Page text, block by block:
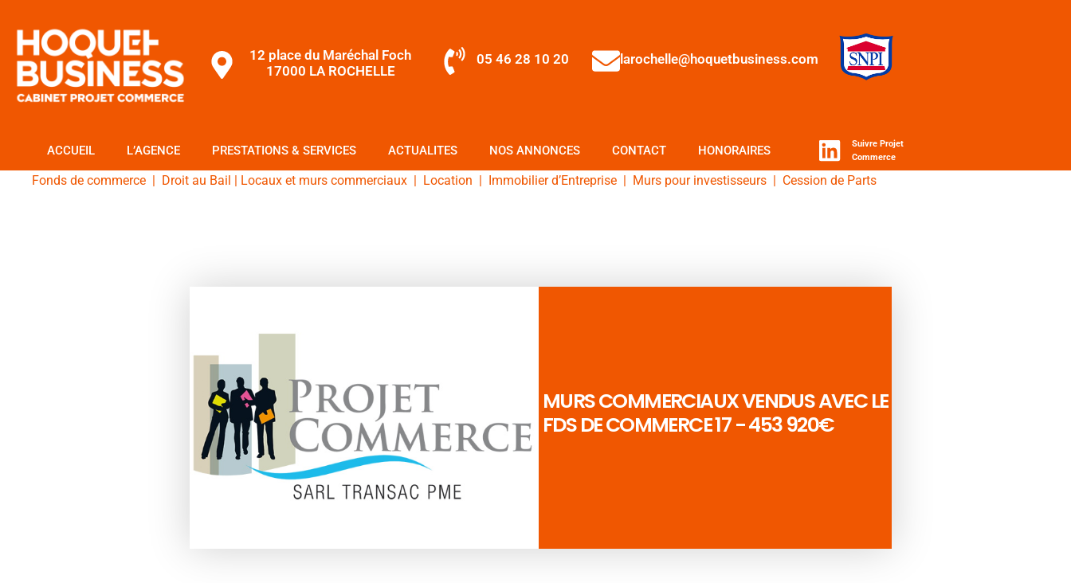
12 place du Maréchal Foch
17000 LA ROCHELLE
05 46 28 10 20 larochelle@hoquetbusiness.com
ACCUEIL L’AGENCE PRESTATIONS & SERVICES ACTUALITES NOS ANNONCES CONTACT HONORAIRES
Suivre Projet
Commerce
Fonds de commerce | Droit au Bail | Locaux et murs commerciaux | Location | Immobilier d’Entreprise | Murs pour investisseurs | Cession de Parts
MURS COMMERCIAUX VENDUS AVEC LE
FDS DE COMMERCE 17 - 453 920€